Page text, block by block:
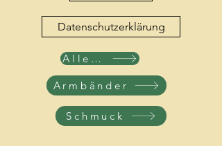
Datenschutzerklärung
Alle Produkte
Armbänder
Schmuck